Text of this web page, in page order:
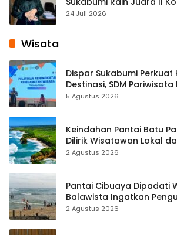
Pembelajaran Digital
24 Juli 2026
Wisata
Dispar Sukabumi
Destinasi, SDM
hingga Teknik Evakuasi
5 Agustus 2026
Keindahan Pantai Batu
Dilirik Wisatawan Lokal
2 Agustus 2026
Pantai Cibuaya Dipadati
Balawista Ingatkan
Waspada
2 Agustus 2026